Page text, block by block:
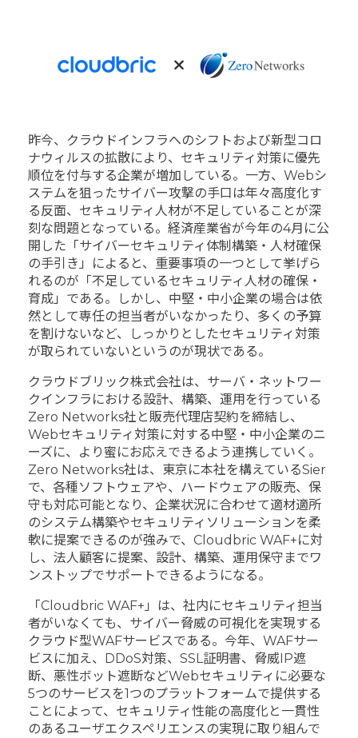
昨今、クラウドインフラへのシフトおよび新型コロ
ナウィルスの拡散により、セキュリティ対策に優先
順位を付与する企業が増加している。一方、Webシ
ステムを狙ったサイバー攻撃の手口は年々高度化す
る反面、セキュリティ人材が不足していることが深
刻な問題となっている。経済産業省が今年の4月に公
開した「サイバーセキュリティ体制構築・人材確保
の手引き」によると、重要事項の一つとして挙げら
れるのが「不足しているセキュリティ人材の確保・
育成」である。しかし、中堅・中小企業の場合は依
然として専任の担当者がいなかったり、多くの予算
を割けないなど、しっかりとしたセキュリティ対策
が取られていないというのが現状である。
クラウドブリック株式会社は、サーバ・ネットワー
クインフラにおける設計、構築、運用を行っている
Zero Networks社と販売代理店契約を締結し、
Webセキュリティ対策に対する中堅・中小企業のニ
ーズに、より蜜にお応えできるよう連携していく。
Zero Networks社は、東京に本社を構えているSier
で、各種ソフトウェアや、ハードウェアの販売、保
守も対応可能となり、企業状況に合わせて適材適所
のシステム構築やセキュリティソリューションを柔
軟に提案できるのが強みで、Cloudbric WAF+に対
し、法人顧客に提案、設計、構築、運用保守までワ
ンストップでサポートできるようになる。
「Cloudbric WAF+」は、社内にセキュリティ担当
者がいなくても、サイバー脅威の可視化を実現する
クラウド型WAFサービスである。今年、WAFサー
ビスに加え、DDoS対策、SSL証明書、脅威IP遮
断、悪性ボット遮断などWebセキュリティに必要な
5つのサービスを1つのプラットフォームで提供する
ことによって、セキュリティ性能の高度化と一貫性
のあるユーザエクスペリエンスの実現に取り組んで